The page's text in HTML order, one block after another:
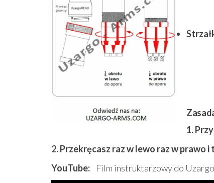
1.
2. Przekręcasz raz w lewo raz w prawo
YouTube:
Film instruktarzowy do